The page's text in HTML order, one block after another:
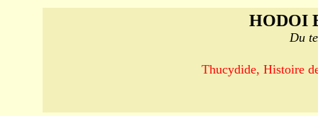
HODOI
Du
Thucydide, Histoire